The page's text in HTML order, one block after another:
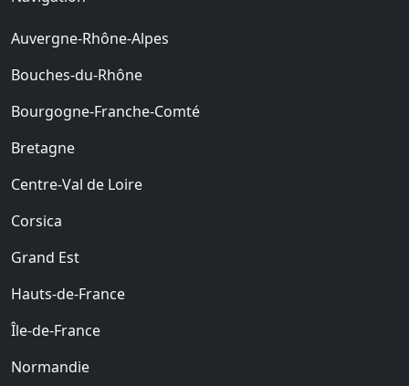
Auvergne-Rhône-Alpes
Bouches-du-Rhône
Bourgogne-Franche-Comté
Bretagne
Centre-Val de Loire
Corsica
Grand Est
Hauts-de-France
Île-de-France
Normandie